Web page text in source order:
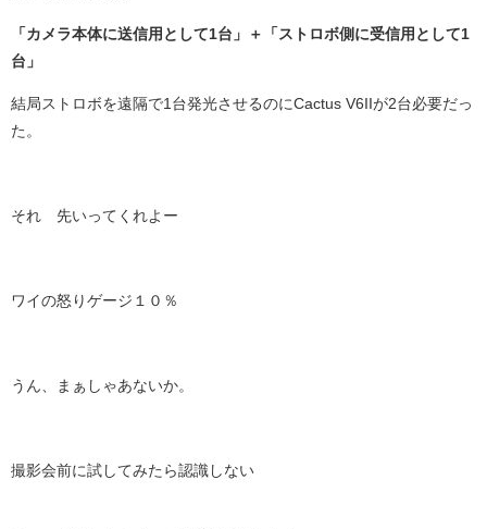
「カメラ本体に送信用として1台」＋「ストロボ側に受信用として1
台」
結局ストロボを遠隔で1台発光させるのにCactus V6IIが2台必要だっ
た。
それ 先いってくれよー
ワイの怒りゲージ１０％
うん、まぁしゃあないか。
撮影会前に試してみたら認識しない